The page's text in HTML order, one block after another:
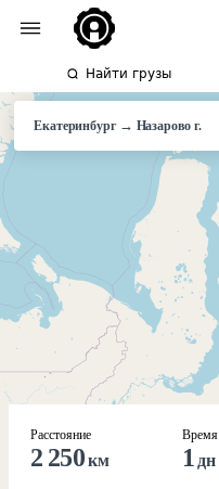
Найти грузы
Екатеринбург→ Назарово г.
Расстояние
2 250км
Время
1 дн